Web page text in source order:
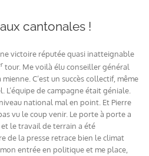
cantonales !
victoire réputée quasi inatteignable
tour. Me voilà élu conseiller général
C’est un succès collectif, même
L’équipe de campagne était géniale.
national mal en point. Et Pierre
vu le coup venir. Le porte à porte a
et le travail de terrain a été
de la presse retrace bien le climat
entrée en politique et me place,